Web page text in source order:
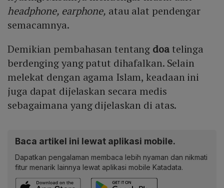
headphone, earphone, atau alat pendengar
semacamnya.
Demikian pembahasan tentang doatelinga
berdenging yang patut dihafalkan. Selain
melekat dengan agama Islam, keadaan ini
juga dapat dijelaskan secara medis
sebagaimana yang dijelaskan di atas.
Baca artikel ini lewat aplikasi mobile.
Dapatkan pengalaman membaca lebih nyaman dan nikmati
fitur menarik lainnya lewat aplikasi mobile Katadata.